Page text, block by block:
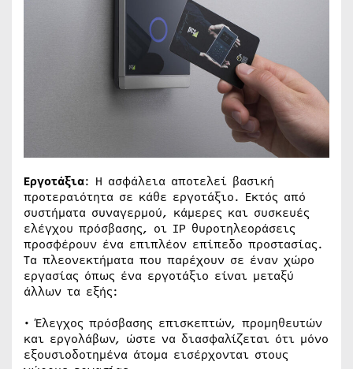
Εργοτάξια: Η ασφάλεια αποτελεί βασική
προτεραιότητα σε κάθε εργοτάξιο. Εκτός από
συστήματα συναγερμού, κάμερες και συσκευές
ελέγχου πρόσβασης, οι IP θυροτηλεοράσεις
προσφέρουν ένα επιπλέον επίπεδο προστασίας.
Τα πλεονεκτήματα που παρέχουν σε έναν χώρο
εργασίας όπως ένα εργοτάξιο είναι μεταξύ
άλλων τα εξής:
• Έλεγχος πρόσβασης επισκεπτών, προμηθευτών
και εργολάβων, ώστε να διασφαλίζεται ότι μόνο
εξουσιοδοτημένα άτομα εισέρχονται στους